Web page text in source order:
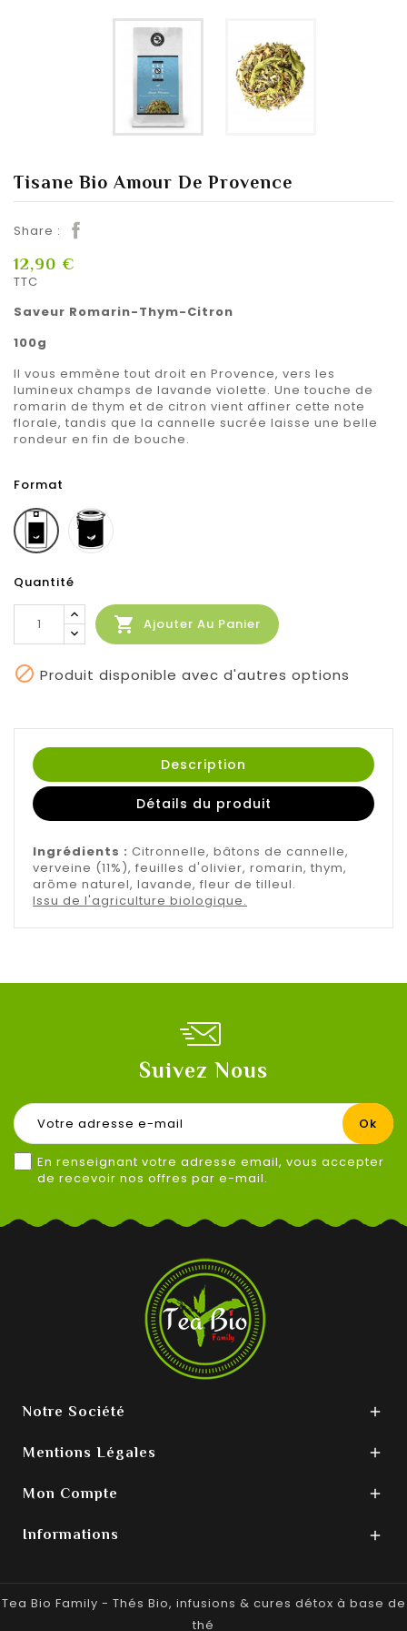
Tisane Bio Amour De Provence
Share :
12,90 €
TTC
Saveur Romarin-Thym-Citron
100g
Il vous emmène tout droit en Provence, vers les
lumineux champs de lavande violette. Une touche de
romarin de thym et de citron vient affiner cette note
florale, tandis que la cannelle sucrée laisse une belle
rondeur en fin de bouche.
Format
Sachet
100g
100g
Quantité
 Ajouter Au Panier
 Produit disponible avec d'autres options
Description
Détails du produit
Ingrédients : Citronnelle, bâtons de cannelle,
verveine (11%), feuilles d'olivier, romarin, thym,
arôme naturel, lavande, fleur de tilleul.
Issu de l'agriculture biologique.
Suivez Nous
En renseignant votre adresse email, vous accepter
de recevoir nos offres par e-mail.
Notre Société 
Mentions Légales 
Mon Compte 
Informations 
Tea Bio Family - Thés Bio, infusions & cures détox à base de
thé